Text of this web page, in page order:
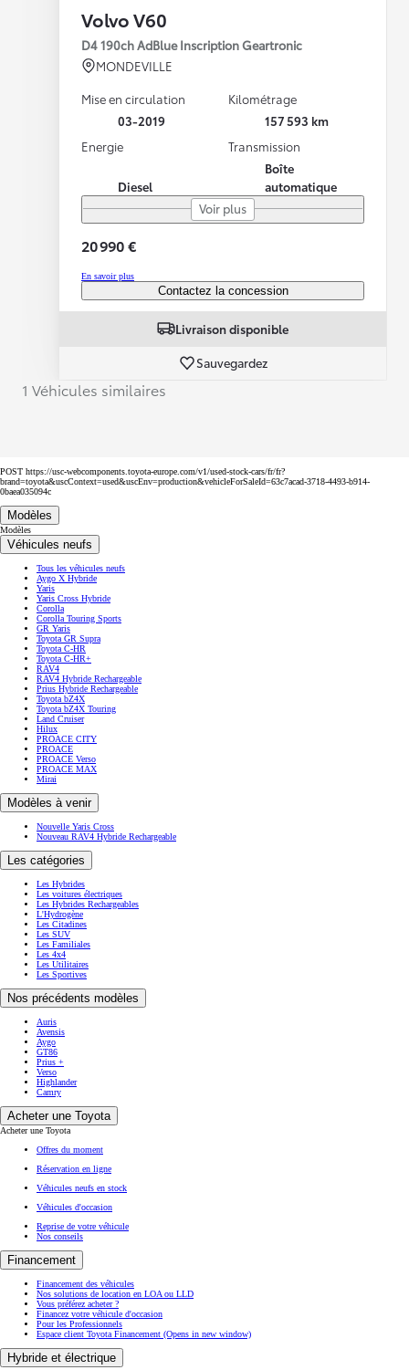
Volvo V60
D4 190ch AdBlue Inscription Geartronic
MONDEVILLE
Mise en circulation
03-2019
Kilométrage
157 593 km
Energie
Diesel
Transmission
Boîte
automatique
Voir plus
20 990 €
En savoir plus
Contactez la concession
Livraison disponible
Sauvegardez
1 Véhicules similaires
POST https://usc-webcomponents.toyota-europe.com/v1/used-stock-cars/fr/fr?
brand=toyota&uscContext=used&uscEnv=production&vehicleForSaleId=63c7acad-3718-4493-b914-
0baea035094c
Modèles
Modèles
Véhicules neufs
Tous les véhicules neufs
Aygo X Hybride
Yaris
Yaris Cross Hybride
Corolla
Corolla Touring Sports
GR Yaris
Toyota GR Supra
Toyota C-HR
Toyota C-HR+
RAV4
RAV4 Hybride Rechargeable
Prius Hybride Rechargeable
Toyota bZ4X
Toyota bZ4X Touring
Land Cruiser
Hilux
PROACE CITY
PROACE
PROACE Verso
PROACE MAX
Mirai
Modèles à venir
Nouvelle Yaris Cross
Nouveau RAV4 Hybride Rechargeable
Les catégories
Les Hybrides
Les voitures électriques
Les Hybrides Rechargeables
L'Hydrogène
Les Citadines
Les SUV
Les Familiales
Les 4x4
Les Utilitaires
Les Sportives
Nos précédents modèles
Auris
Avensis
Aygo
GT86
Prius +
Verso
Highlander
Camry
Acheter une Toyota
Acheter une Toyota
Offres du moment
Réservation en ligne
Véhicules neufs en stock
Véhicules d'occasion
Reprise de votre véhicule
Nos conseils
Financement
Financement des véhicules
Nos solutions de location en LOA ou LLD
Vous préférez acheter ?
Financez votre véhicule d'occasion
Pour les Professionnels
Espace client Toyota Financement (Opens in new window)
Hybride et électrique